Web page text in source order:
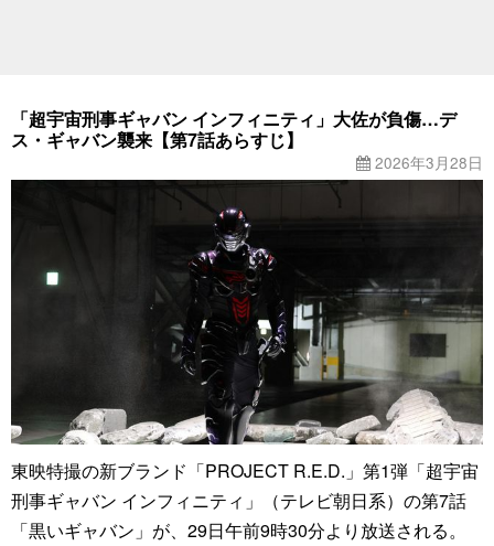
「超宇宙刑事ギャバン インフィニティ」大佐が負傷…デ
ス・ギャバン襲来【第7話あらすじ】
2026年3月28日
東映特撮の新ブランド「PROJECT R.E.D.」第1弾「超宇宙
刑事ギャバン インフィニティ」（テレビ朝日系）の第7話
「黒いギャバン」が、29日午前9時30分より放送される。